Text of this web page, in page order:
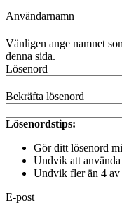
Användarnamn
Vänligen ange namnet
denna sida.
Lösenord
Bekräfta lösenord
Lösenordstips:
Gör ditt lösenord
Undvik att
Undvik fler än 4 av
E-post